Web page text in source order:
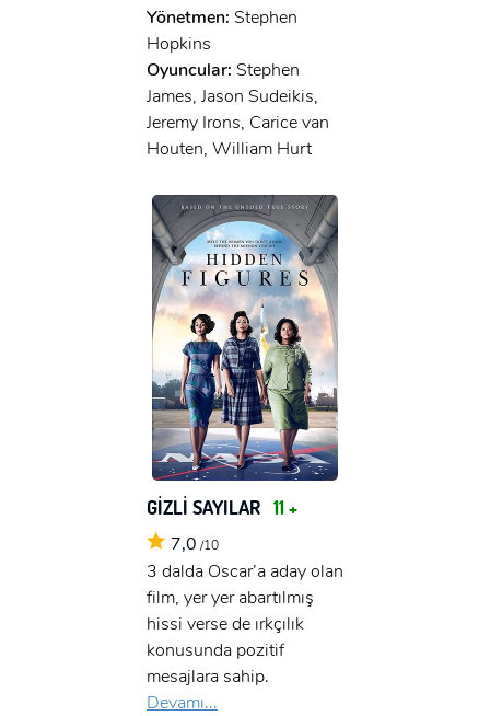
Yönetmen: Stephen
Hopkins
Oyuncular: Stephen
James, Jason Sudeikis,
Jeremy Irons, Carice van
Houten, William Hurt
GİZLİ SAYILAR 11 +
7,0 /10
3 dalda Oscar’a aday olan
film, yer yer abartılmış
hissi verse de ırkçılık
konusunda pozitif
mesajlara sahip.
Devamı...